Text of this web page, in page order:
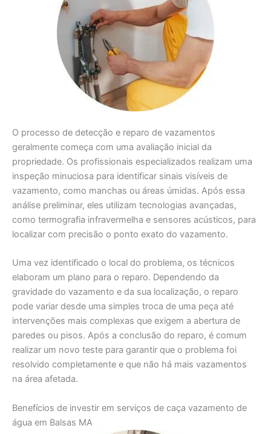
O processo de detecção e reparo de vazamentos
geralmente começa com uma avaliação inicial da
propriedade. Os profissionais especializados realizam uma
inspeção minuciosa para identificar sinais visíveis de
vazamento, como manchas ou áreas úmidas. Após essa
análise preliminar, eles utilizam tecnologias avançadas,
como termografia infravermelha e sensores acústicos, para
localizar com precisão o ponto exato do vazamento.
Uma vez identificado o local do problema, os técnicos
elaboram um plano para o reparo. Dependendo da
gravidade do vazamento e da sua localização, o reparo
pode variar desde uma simples troca de uma peça até
intervenções mais complexas que exigem a abertura de
paredes ou pisos. Após a conclusão do reparo, é comum
realizar um novo teste para garantir que o problema foi
resolvido completamente e que não há mais vazamentos
na área afetada.
Benefícios de investir em serviços de caça vazamento de
água em Balsas MA